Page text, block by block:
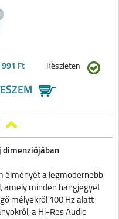
991 Ft Készleten:
dimenziójában
élményét a legmodernebb
amely minden hangjegyet
mélyekről 100 Hz alatt
a Hi-Res Audio